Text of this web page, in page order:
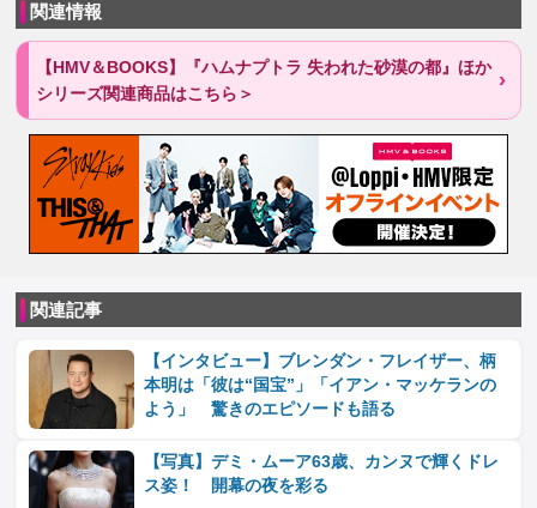
関連情報
【HMV＆BOOKS】『ハムナプトラ 失われた砂漠の都』ほか
シリーズ関連商品はこちら＞
関連記事
【インタビュー】ブレンダン・フレイザー、柄
本明は「彼は“国宝”」「イアン・マッケランの
よう」 驚きのエピソードも語る
【写真】デミ・ムーア63歳、カンヌで輝くドレ
ス姿！ 開幕の夜を彩る